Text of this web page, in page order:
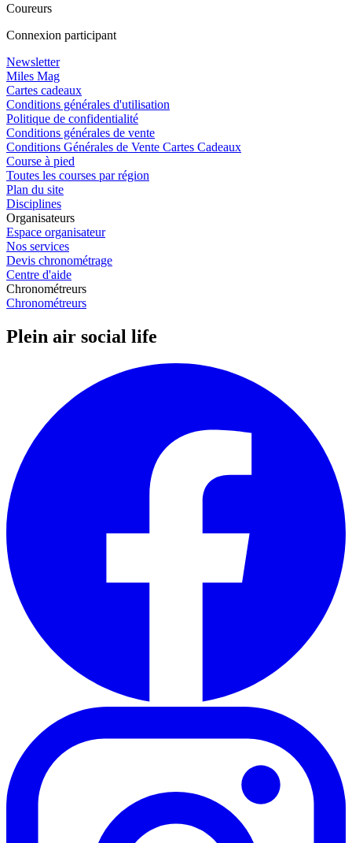
Coureurs
Connexion participant
Newsletter
Miles Mag
Cartes cadeaux
Conditions générales d'utilisation
Politique de confidentialité
Conditions générales de vente
Conditions Générales de Vente Cartes Cadeaux
Course à pied
Toutes les courses par région
Plan du site
Disciplines
Organisateurs
Espace organisateur
Nos services
Devis chronométrage
Centre d'aide
Chronométreurs
Chronométreurs
Plein air social life